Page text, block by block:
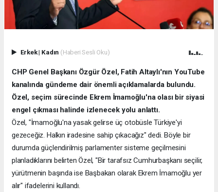
Erkek| Kadın (Haberi Sesli Oku)
CHP Genel Başkanı Özgür Özel, Fatih Altaylı'nın YouTube
kanalında gündeme dair önemli açıklamalarda bulundu.
Özel, seçim sürecinde Ekrem İmamoğlu'na olası bir siyasi
engel çıkması halinde izlenecek yolu anlattı.
Özel, "İmamoğlu'na yasak gelirse üç otobüsle Türkiye'yi
gezeceğiz. Halkın iradesine sahip çıkacağız" dedi. Böyle bir
durumda güçlendirilmiş parlamenter sisteme geçilmesini
planladıklarını belirten Özel, "Bir tarafsız Cumhurbaşkanı seçilir,
yürütmenin başında ise Başbakan olarak Ekrem İmamoğlu yer
alır" ifadelerini kullandı.